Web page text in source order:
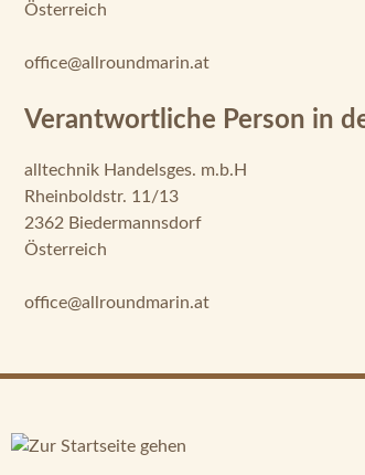
Österreich
office@allroundmarin.at
Verantwortliche Person in
alltechnik Handelsges. m.b.H
Rheinboldstr. 11/13
2362 Biedermannsdorf
Österreich
office@allroundmarin.at